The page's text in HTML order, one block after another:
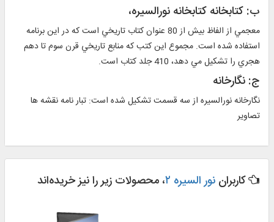
ب: كتابخانه كتابخانه نورالسيره،
معجمي از الفاظ بيش از 80 عنوان كتاب تاريخي است كه در اين برنامه
استفاده شده است. مجموع اين كتب كه منابع تاريخي قرن سوم تا دهم
هجري را تشكيل مي دهد، 410 جلد كتاب است.
ج: نگارخانه
نگارخانه نورالسيره از سه قسمت تشكيل شده است: تبار نامه نقشه ها
تصاوير
کاربران نور السیره ۲ ، محصولات زیر را نیز خریده‌اند